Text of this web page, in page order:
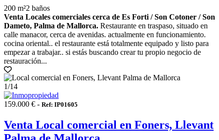
200 m²2 baños
Venta Locales comerciales cerca de Es Forti / Son Cotoner / Son
Dameto, Palma de Mallorca. Restaurante en traspaso, situado en
calle manacor, cerca de avenidas. actualmente en funcionamiento.
cocina oriental.. el restaurante está totalmente equipado y listo para
empezar a trabajar.. si estás buscando crear tu propio negocio de
restauración...
1/14
159.000 € - Ref: IP01605
Venta Local comercial en Foners, Llevant